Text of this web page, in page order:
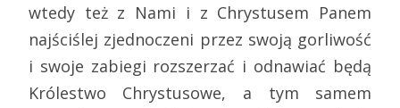
wtedy też z Nami i z Chrystusem Panem
najściślej zjednoczeni przez swoją gorliwość
i swoje zabiegi rozszerzać i odnawiać będą
Królestwo Chrystusowe, a tym samem